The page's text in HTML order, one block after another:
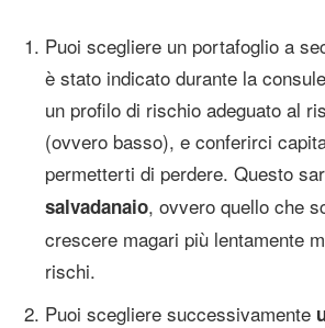
Puoi scegliere un portafoglio a
è stato indicato durante la
un profilo di rischio adeguato al
(ovvero basso), e conferirci
permetterti di perdere. Questo
salvadanaio, ovvero quello che
crescere magari più lentamente
rischi.
Puoi scegliere successivamente